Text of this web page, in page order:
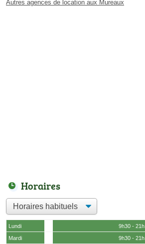
Autres agences de location aux Mureaux
Horaires
Lundi
9h30 - 21h
Mardi
9h30 - 21h